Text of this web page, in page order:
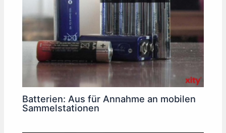
Batterien: Aus für Annahme an mobilen
Sammelstationen